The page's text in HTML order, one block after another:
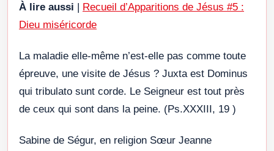
À lire aussi | Recueil d’Apparitions de Jésus #5 :
Dieu miséricorde
La maladie elle-même n’est-elle pas comme toute
épreuve, une visite de Jésus ? Juxta est Dominus
qui tribulato sunt corde. Le Seigneur est tout près
de ceux qui sont dans la peine. (Ps.XXXIII, 19 )
Sabine de Ségur, en religion Sœur Jeanne